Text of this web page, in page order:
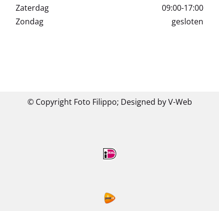
Zaterdag
09:00-17:00
Zondag
gesloten
© Copyright Foto Filippo; Designed by V-Web